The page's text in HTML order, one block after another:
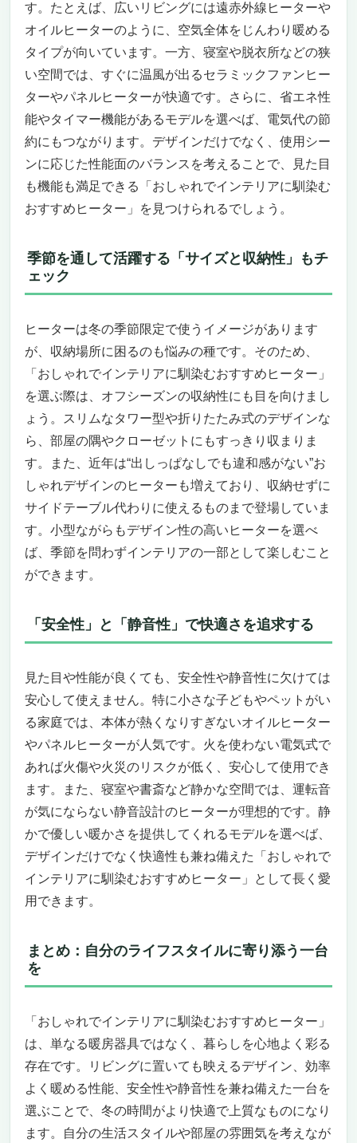
タイマー機能と安全設計で安心・快適な使い
心地
クリーンで静かな暖かさが魅力
シンプル操作＆お手入れも簡単
おすすめできる人・できない人
おしゃれでインテリアに馴染むおすすめヒー
ターとしての魅力
まとめずに一言
部屋全体をやさしく包み込む上質な暖かさ
「De’Longhi（デロンギ）オイルヒーター ヴェ
ルティカルド RHJ21F1015-BR」
房の快適さ
部屋の隅までじんわり暖かく、空気を汚さな
すさを両立
暖かさとデザイン性を両立した冬の定番ヒー
ター
おすすめできる人・できない人
山善 オイルレスヒーター DOL-J12E(B)｜おし
ゃれでインテリアに馴染むおすすめヒーター
インテリアにもなじむ“シック＆機能派”ヒー
ター
速暖性と軽量設計で日常使いに最適
静かでやさしい暖かさ、空気も清潔
温度調節とタイマーで快適・省エネ
安心の安全設計と使いやすい操作性
お部屋になじむスタイリッシュデザイン
インテリアにもなじむ洗練デザインと安心設計
De’Longhi ユニカルド オイルヒーター
北欧モダンにもぴったり—リビングや寝室に
映えるデザイン
乾燥しにくく空気もきれいに保つ“ゼロ風暖
房”
家計に優しいECOモードと高機能タイマー
安全性と信頼のブランド力
スペックで見る性能バランス
“おしゃれでインテリアに馴染む”理由
おしゃれでインテリアに馴染むおすすめヒータ
ー「DeLonghi オイルヒーター RHJ10F0812-
SG」
部屋まるごと暖かく、空気もキレイ
おしゃれでインテリアに馴染む理由
おしゃれで快適な冬を演出する一台
TEKNOS オイルヒーター 11枚フィン デジタル
表示 TOH-D1101（おしゃれでインテリアに馴
染むおすすめヒーター）
リビングや寝室のインテリアにしっくりくる
スタイル
す。たとえば、広いリビングには遠赤外線ヒーターや
オイルヒーターのように、空気全体をじんわり暖める
タイプが向いています。一方、寝室や脱衣所などの狭
い空間では、すぐに温風が出るセラミックファンヒー
ターやパネルヒーターが快適です。さらに、省エネ性
能やタイマー機能があるモデルを選べば、電気代の節
約にもつながります。デザインだけでなく、使用シー
ンに応じた性能面のバランスを考えることで、見た目
も機能も満足できる「おしゃれでインテリアに馴染む
おすすめヒーター」を見つけられるでしょう。
季節を通して活躍する「サイズと収納性」もチ
ェック
ヒーターは冬の季節限定で使うイメージがあります
が、収納場所に困るのも悩みの種です。そのため、
「おしゃれでインテリアに馴染むおすすめヒーター」
を選ぶ際は、オフシーズンの収納性にも目を向けまし
ょう。スリムなタワー型や折りたたみ式のデザインな
ら、部屋の隅やクローゼットにもすっきり収まりま
す。また、近年は“出しっぱなしでも違和感がない”お
しゃれデザインのヒーターも増えており、収納せずに
サイドテーブル代わりに使えるものまで登場していま
す。小型ながらもデザイン性の高いヒーターを選べ
ば、季節を問わずインテリアの一部として楽しむこと
ができます。
「安全性」と「静音性」で快適さを追求する
見た目や性能が良くても、安全性や静音性に欠けては
安心して使えません。特に小さな子どもやペットがい
る家庭では、本体が熱くなりすぎないオイルヒーター
やパネルヒーターが人気です。火を使わない電気式で
あれば火傷や火災のリスクが低く、安心して使用でき
ます。また、寝室や書斎など静かな空間では、運転音
が気にならない静音設計のヒーターが理想的です。静
かで優しい暖かさを提供してくれるモデルを選べば、
デザインだけでなく快適性も兼ね備えた「おしゃれで
インテリアに馴染むおすすめヒーター」として長く愛
用できます。
まとめ：自分のライフスタイルに寄り添う一台
を
「おしゃれでインテリアに馴染むおすすめヒーター」
は、単なる暖房器具ではなく、暮らしを心地よく彩る
存在です。リビングに置いても映えるデザイン、効率
よく暖める性能、安全性や静音性を兼ね備えた一台を
選ぶことで、冬の時間がより快適で上質なものになり
ます。自分の生活スタイルや部屋の雰囲気を考えなが